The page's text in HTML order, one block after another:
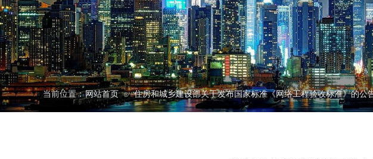
当前位置：网站首页 ⊙ 住房和城乡建设部关于发布国家标准《网络工程验收标准》的公